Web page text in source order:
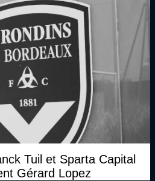
Tuil et Sparta Capital
Gérard Lopez